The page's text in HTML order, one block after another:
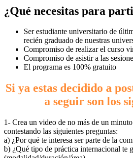
¿Qué necesitas para
Ser estudiante universitario de
recién graduado de nuestras
Compromiso de realizar el curso
Compromiso de asistir a las
El programa es 100% gratuito
Si ya estas decidido a
a seguir son los
1- Crea un video de no más de un
contestando las siguientes preguntas:
a) ¿Por qué te interesa ser parte de la
b) ¿Qué tipo de práctica internacional te